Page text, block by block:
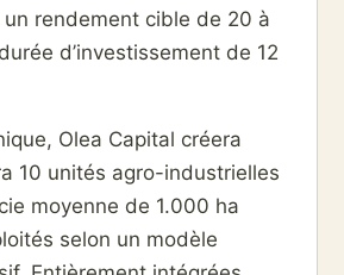
rendement cible de 20 à
d’investissement de 12
Olea Capital créera
10 unités agro-industrielles
moyenne de 1.000 ha
selon un modèle